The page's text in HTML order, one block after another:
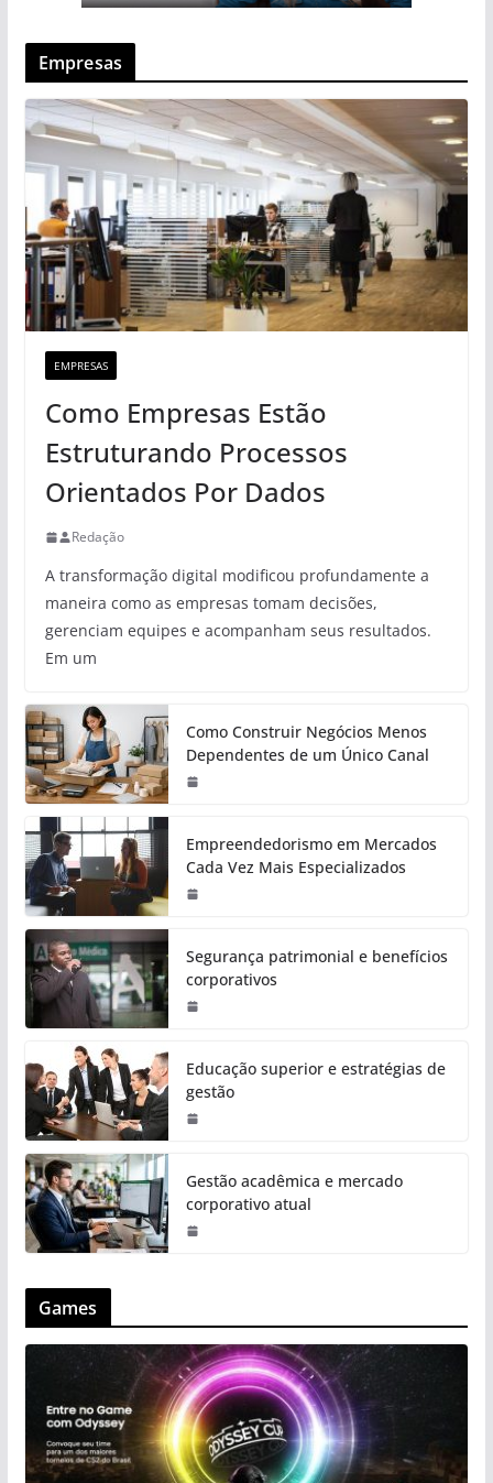
Empresas
EMPRESAS
Como Empresas Estão
Estruturando Processos
Orientados Por Dados
Redação
A transformação digital modificou profundamente a
maneira como as empresas tomam decisões,
gerenciam equipes e acompanham seus resultados.
Em um
Como Construir Negócios Menos
Dependentes de um Único Canal
Empreendedorismo em Mercados
Cada Vez Mais Especializados
Segurança patrimonial e benefícios
corporativos
Educação superior e estratégias de
gestão
Gestão acadêmica e mercado
corporativo atual
Games